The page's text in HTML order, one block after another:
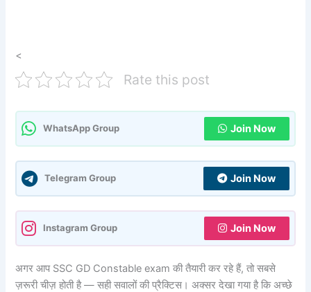
<
Rate this post
WhatsApp Group Join Now
Telegram Group Join Now
Instagram Group Join Now
अगर आप SSC GD Constable exam की तैयारी कर रहे हैं, तो सबसे
ज़रूरी चीज़ होती है — सही सवालों की प्रैक्टिस। अक्सर देखा गया है कि अच्छे